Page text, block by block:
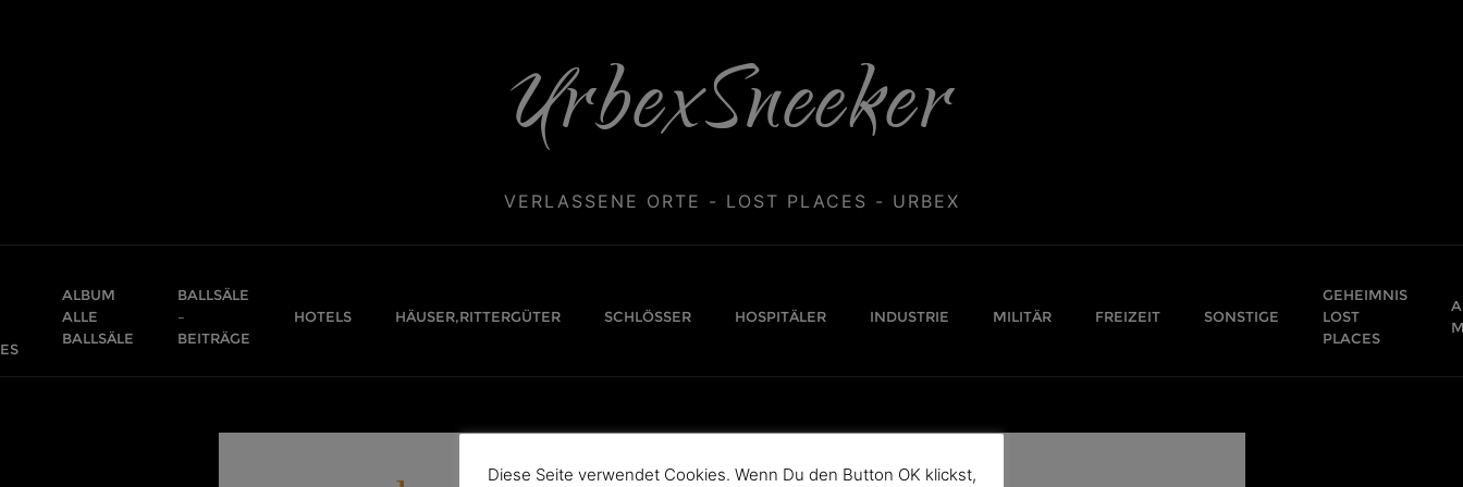
UrbexSneeker
VERLASSENE ORTE - LOST PLACES - URBEX
ALBUM
ALLE
BALLSÄLE
BALLSÄLE
–
BEITRÄGE
HOTELS HÄUSER,RITTERGÜTER SCHLÖSSER HOSPITÄLER INDUSTRIE MILITÄR FREIZEIT SONSTIGE
GEHEIMNIS
LOST
PLACES
Diese Seite verwendet Cookies. Wenn Du den Button OK klickst,